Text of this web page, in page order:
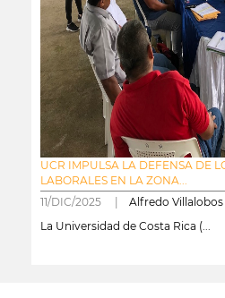
UCR IMPULSA LA DEFENSA DE
LABORALES EN LA ZONA...
11/DIC/2025 | Alfredo
La Universidad de Costa Rica (...